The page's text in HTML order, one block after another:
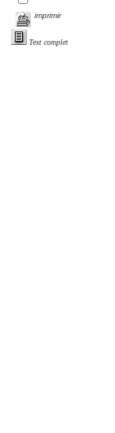
imprimir
Text complet